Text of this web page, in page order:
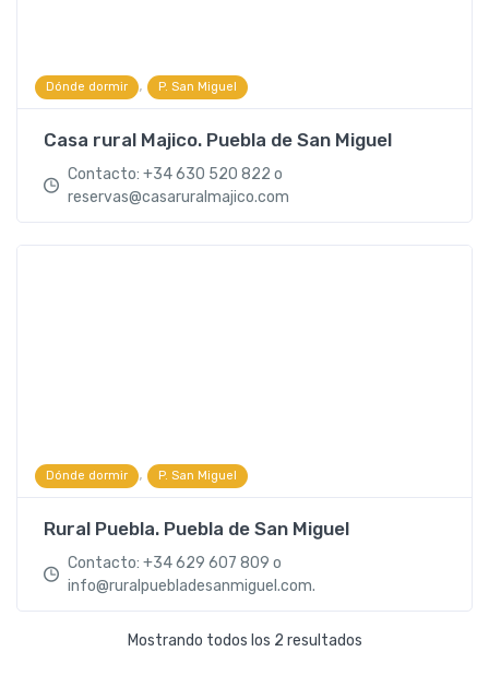
Dónde dormir , P. San Miguel
Casa rural Majico. Puebla de San Miguel
Contacto: +34 630 520 822 o
reservas@casaruralmajico.com
Dónde dormir , P. San Miguel
Rural Puebla. Puebla de San Miguel
Contacto: +34 629 607 809 o
info@ruralpuebladesanmiguel.com.
Mostrando todos los 2 resultados